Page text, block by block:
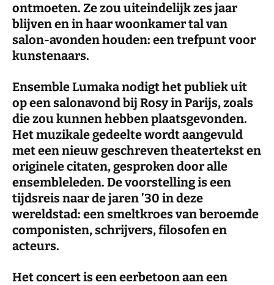
ontmoeten. Ze zou uiteindelijk zes jaar
blijven en in haar woonkamer tal van
salon-avonden houden: een trefpunt voor
kunstenaars.
Ensemble Lumaka nodigt het publiek uit
op een salonavond bij Rosy in Parijs, zoals
die zou kunnen hebben plaatsgevonden.
Het muzikale gedeelte wordt aangevuld
met een nieuw geschreven theatertekst en
originele citaten, gesproken door alle
ensembleleden. De voorstelling is een
tijdsreis naar de jaren ’30 in deze
wereldstad: een smeltkroes van beroemde
componisten, schrijvers, filosofen en
acteurs.
Het concert is een eerbetoon aan een